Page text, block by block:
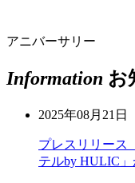
アニバーサリー
Information お
2025年08月21日
プレスリリース
テルby HULIC」